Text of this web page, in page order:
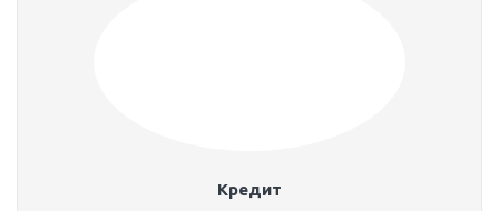
Кредит